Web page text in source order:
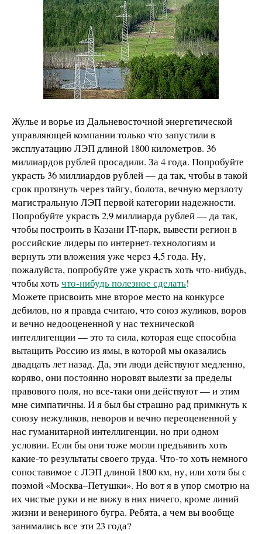
Жулье и ворье из Дальневосточной энергетической
управляющей компании только что запустили в
эксплуатацию ЛЭП длиной 1800 километров. 36
миллиардов рублей просадили. За 4 года. Попробуйте
украсть 36 миллиардов рублей — да так, чтобы в такой
срок протянуть через тайгу, болота, вечную мерзлоту
магистральную ЛЭП первой категории надежности.
Попробуйте украсть 2,9 миллиарда рублей — да так,
чтобы построить в Казани IT-парк, вывести регион в
российские лидеры по интернет-технологиям и
вернуть эти вложения уже через 4,5 года. Ну,
пожалуйста, попробуйте уже украсть хоть что-нибудь,
чтобы хотьчто-нибудь полезное сделать!
Можете присвоить мне второе место на конкурсе
дебилов, но я правда считаю, что союз жуликов, воров
и вечно недооцененной у нас технической
интеллигенции — это та сила, которая еще способна
вытащить Россию из ямы, в которой мы оказались
двадцать лет назад. Да, эти люди действуют медленно,
коряво, они постоянно норовят вылезти за пределы
правового поля, но все-таки они действуют — и этим
мне симпатичны. И я был бы страшно рад примкнуть к
союзу нежуликов, неворов и вечно переоцененной у
нас гуманитарной интеллигенции, но при одном
условии. Если бы они тоже могли предъявить хоть
какие-то результаты своего труда. Что-то хоть немного
сопоставимое с ЛЭП длиной 1800 км, ну, или хотя бы с
поэмой «Москва–Петушки». Но вот я в упор смотрю на
их чистые руки и не вижу в них ничего, кроме линий
жизни и венериного бугра. Ребята, а чем вы вообще
занимались все эти 23 года?